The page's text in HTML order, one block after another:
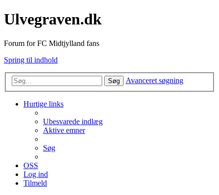
Ulvegraven.dk
Forum for FC Midtjylland fans
Spring til indhold
Søg Avanceret søgning
Hurtige links
Ubesvarede indlæg
Aktive emner
Søg
OSS
Log ind
Tilmeld